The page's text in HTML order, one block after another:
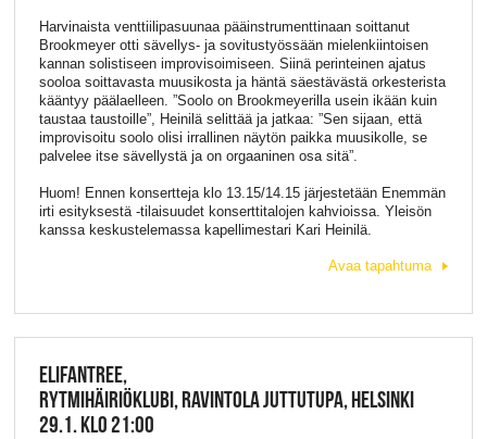
Harvinaista venttiilipasuunaa pääinstrumenttinaan soittanut
Brookmeyer otti sävellys- ja sovitustyössään mielenkiintoisen
kannan solistiseen improvisoimiseen. Siinä perinteinen ajatus
sooloa soittavasta muusikosta ja häntä säestävästä orkesterista
kääntyy päälaelleen. ”Soolo on Brookmeyerilla usein ikään kuin
taustaa taustoille”, Heinilä selittää ja jatkaa: ”Sen sijaan, että
improvisoitu soolo olisi irrallinen näytön paikka muusikolle, se
palvelee itse sävellystä ja on orgaaninen osa sitä”.
Huom! Ennen konsertteja klo 13.15/14.15 järjestetään Enemmän
irti esityksestä -tilaisuudet konserttitalojen kahvioissa. Yleisön
kanssa keskustelemassa kapellimestari Kari Heinilä.
Avaa tapahtuma
ELIFANTREE,
RYTMIHÄIRIÖKLUBI, RAVINTOLA JUTTUTUPA, HELSINKI
29.1. KLO 21:00